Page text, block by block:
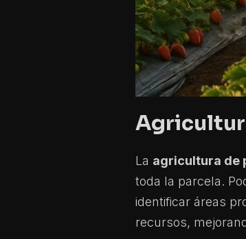
La agricultura de
toda la parcela.
identificar áreas
recursos,